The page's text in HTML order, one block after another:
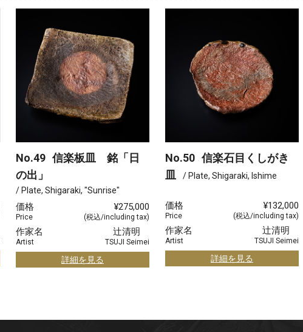
No.49 信楽板皿 銘「日
の出」
/ Plate, Shigaraki, "Sunrise"
価格
Price
¥275,000
(税込/including tax)
作家名
Artist
辻清明
TSUJI Seimei
詳細を見る
No.50 信楽石目くしがき
皿
/ Plate, Shigaraki, Ishime
価格
Price
¥132,000
(税込/including tax)
作家名
Artist
辻清明
TSUJI Seimei
詳細を見る